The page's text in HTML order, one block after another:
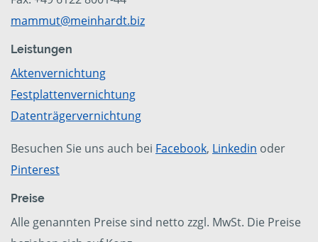
mammut@meinhardt.biz
Leistungen
Aktenvernichtung
Festplattenvernichtung
Datenträgervernichtung
Besuchen Sie uns auch bei Facebook, Linkedin oder
Pinterest
Preise
Alle genannten Preise sind netto zzgl. MwSt. Die Preise